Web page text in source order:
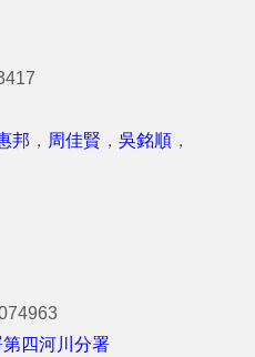
邦 ， 周佳賢 ， 吳銘順 ，
四河川分署